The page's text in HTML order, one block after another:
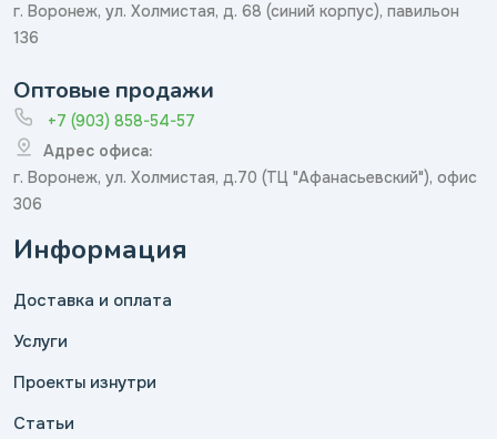
г. Воронеж, ул. Холмистая, д. 68 (синий корпус), павильон
136
Оптовые продажи
+7 (903) 858-54-57
Адрес офиса:
г. Воронеж, ул. Холмистая, д.70 (ТЦ "Афанасьевский"), офис
306
Информация
Доставка и оплата
Услуги
Проекты изнутри
Статьи